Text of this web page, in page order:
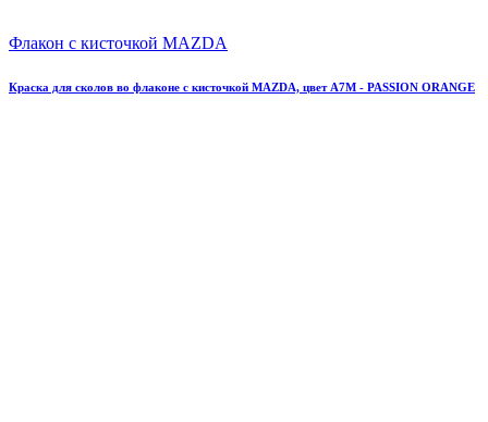
Флакон с кисточкой MAZDA
Краска для сколов во флаконе с кисточкой MAZDA, цвет A7M - PASSION ORANGE